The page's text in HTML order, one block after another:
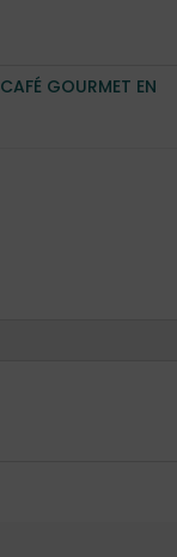
CAFÉ GOURMET EN